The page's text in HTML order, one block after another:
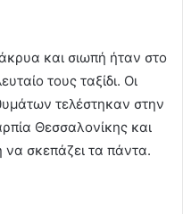
και σιωπή ήταν στο
τους ταξίδι. Οι
τελέστηκαν στην
Θεσσαλονίκης και
σκεπάζει τα πάντα.